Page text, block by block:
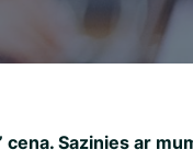
cena. Sazinies ar